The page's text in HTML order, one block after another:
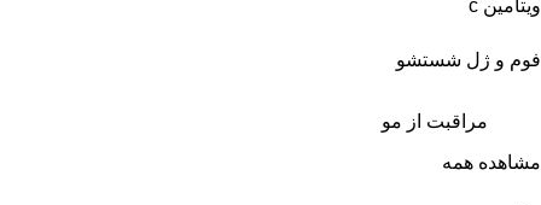
ویتامین c
فوم و ژل شستشو
مراقبت از مو
مشاهده همه